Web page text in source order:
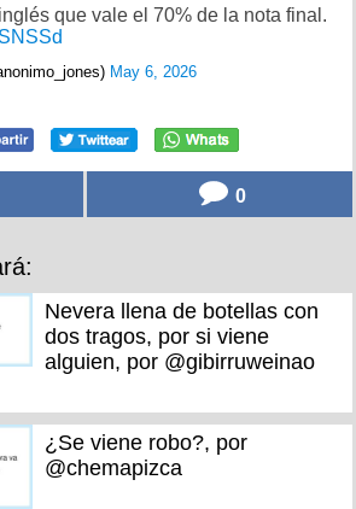
que vale el 70% de la nota final.
May 6, 2026
0
Nevera llena de botellas con
dos tragos, por si viene
alguien, por @gibirruweinao
¿Se viene robo?, por
@chemapizca